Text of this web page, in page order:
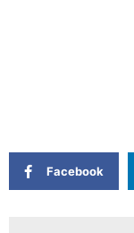
Facebook